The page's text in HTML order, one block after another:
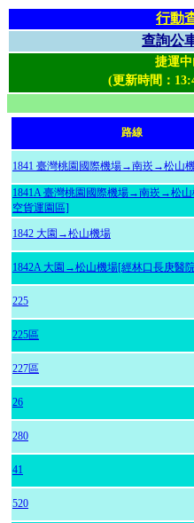
行動
查詢公
捷運
(更新時間：
路線
1841 臺灣桃園國際機場→南崁→松山
1841A 臺灣桃園國際機場→南崁→松
空貨運園區]
1842 大園→松山機場
1842A 大園→松山機場[經林口長庚醫
225
225區
227區
26
280
41
520